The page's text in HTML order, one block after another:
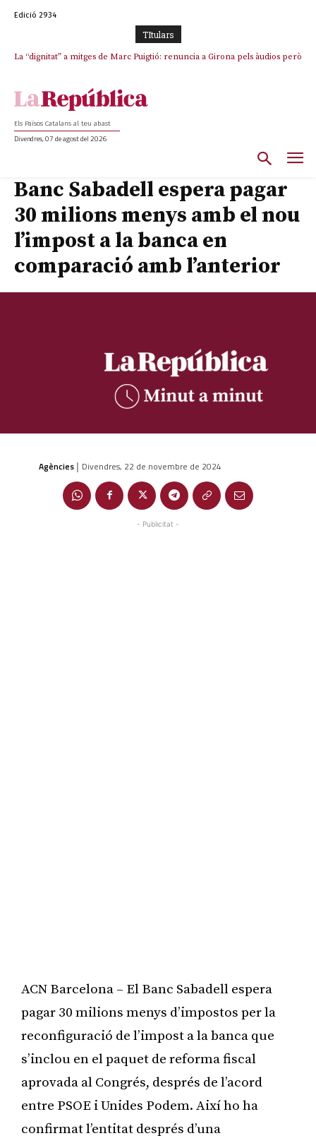
Edició 2934
TItulars
La “dignitat” a mitges de Marc Puigtió: renuncia a Girona pels àudios però
Junts exigeix que Catalunya quedi “fora” del repartiment dels menors
Els Països Catalans al teu abast
Divendres, 07 de agost del 2026
Banc Sabadell espera pagar
30 milions menys amb el nou
l’impost a la banca en
comparació amb l’anterior
Agències | Divendres, 22 de novembre de 2024
- Publicitat -
ACN Barcelona – El Banc Sabadell espera
pagar 30 milions menys d’impostos per la
reconfiguració de l’impost a la banca que
s’inclou en el paquet de reforma fiscal
aprovada al Congrés, després de l’acord
entre PSOE i Unides Podem. Així ho ha
confirmat l’entitat després d’una